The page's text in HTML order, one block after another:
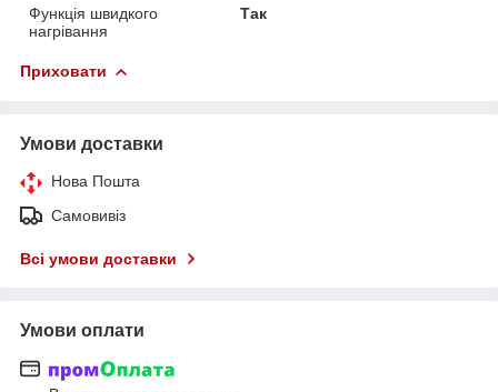
Функція швидкого
нагрівання
Так
Приховати
Умови доставки
Нова Пошта
Самовивіз
Всі умови доставки
Умови оплати